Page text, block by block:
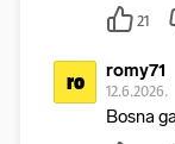
21
ro romy71
12.6.2026.
Bosna